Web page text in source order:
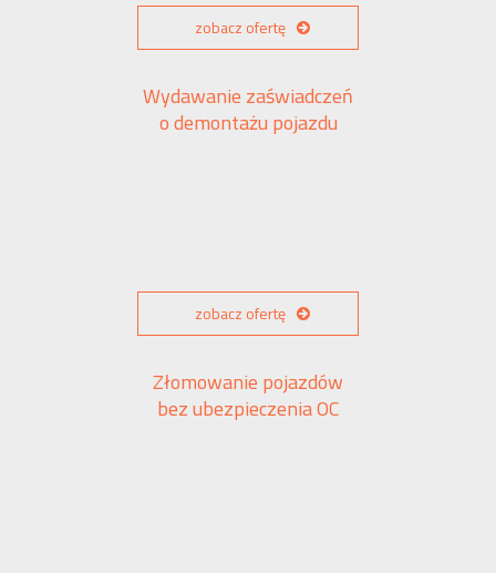
zobacz ofertę
Wydawanie zaświadczeń
o demontażu pojazdu
zobacz ofertę
Złomowanie pojazdów
bez ubezpieczenia OC